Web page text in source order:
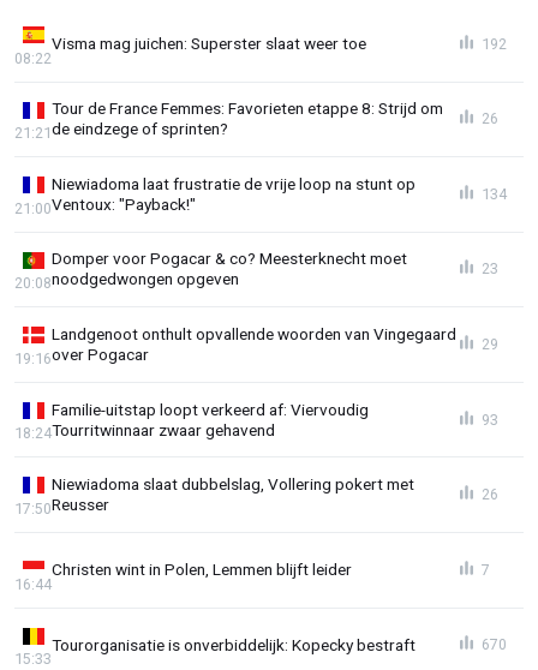
Visma mag juichen: Superster slaat weer toe
08:22
192
Tour de France Femmes: Favorieten etappe 8: Strijd om
de eindzege of sprinten?
21:21
26
Niewiadoma laat frustratie de vrije loop na stunt op
Ventoux: "Payback!"
21:00
134
Domper voor Pogacar & co? Meesterknecht moet
noodgedwongen opgeven
20:08
23
Landgenoot onthult opvallende woorden van Vingegaard
over Pogacar
19:16
29
Familie-uitstap loopt verkeerd af: Viervoudig
Tourritwinnaar zwaar gehavend
18:24
93
Niewiadoma slaat dubbelslag, Vollering pokert met
Reusser
17:50
26
Christen wint in Polen, Lemmen blijft leider
16:44
7
Tourorganisatie is onverbiddelijk: Kopecky bestraft
15:33
670